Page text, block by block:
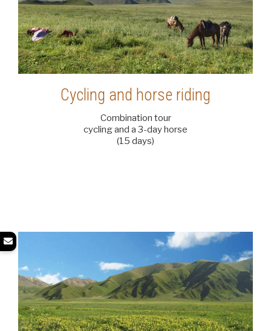
Cycling and horse riding
Combination tour
cycling and a 3-day horse
(15 days)